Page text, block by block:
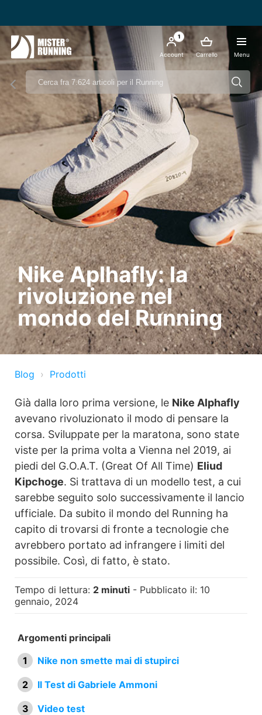
Menu
Carrello
1
Account
Nike Aplhafly: la
rivoluzione nel
mondo del Running
Blog Prodotti
Già dalla loro prima versione, le Nike Alphafly
avevano rivoluzionato il modo di pensare la
corsa. Sviluppate per la maratona, sono state
viste per la prima volta a Vienna nel 2019, ai
piedi del G.O.A.T. (Great Of All Time) Eliud
Kipchoge. Si trattava di un modello test, a cui
sarebbe seguito solo successivamente il lancio
ufficiale. Da subito il mondo del Running ha
capito di trovarsi di fronte a tecnologie che
avrebbero portato ad infrangere i limiti del
possibile. Così, di fatto, è stato.
Tempo di lettura: 2 minuti - Pubblicato il: 10
gennaio, 2024
Argomenti principali
Nike non smette mai di stupirci
Il Test di Gabriele Ammoni
Video test